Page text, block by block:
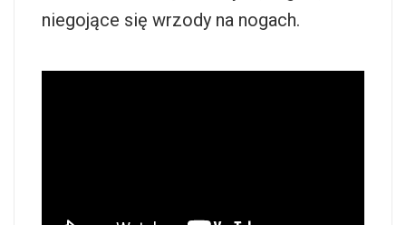
niegojące się wrzody na nogach.